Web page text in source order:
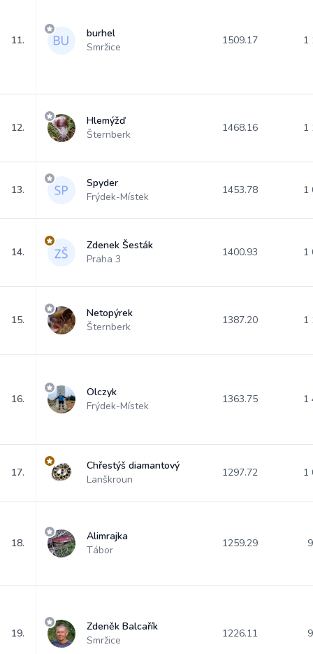
11.
burhel
Smržice
1509.17 1
12.
Hlemýžď
Šternberk
1468.16 1
13.
Spyder
Frýdek-Místek
1453.78 1
14.
Zdenek Šesták
Praha 3
1400.93 1
15.
Netopýrek
Šternberk
1387.20 1
16.
Olczyk
Frýdek-Místek
1363.75 1
17.
Chřestýš diamantový
Lanškroun
1297.72 1
18.
Alimrajka
Tábor
1259.29
19.
Zdeněk Balcařík
Smržice
1226.11